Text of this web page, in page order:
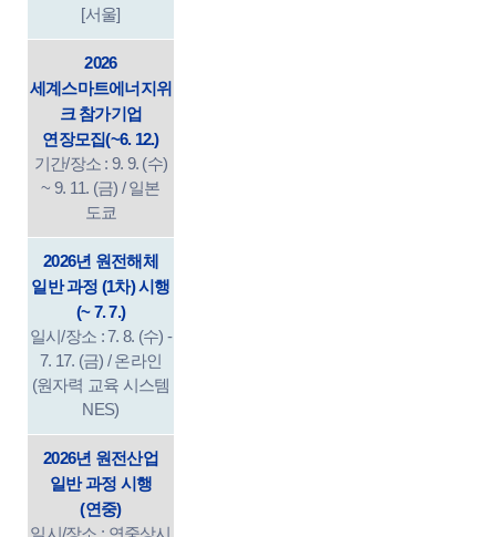
[서울]
2026
세계스마트에너지위
크 참가기업
연장모집(~6. 12.)
기간/장소 : 9. 9. (수)
~ 9. 11. (금) / 일본
도쿄
2026년 원전해체
일반 과정 (1차) 시행
(~ 7. 7.)
일시/장소 : 7. 8. (수) -
7. 17. (금) / 온라인
(원자력 교육 시스템
NES)
2026년 원전산업
일반 과정 시행
(연중)